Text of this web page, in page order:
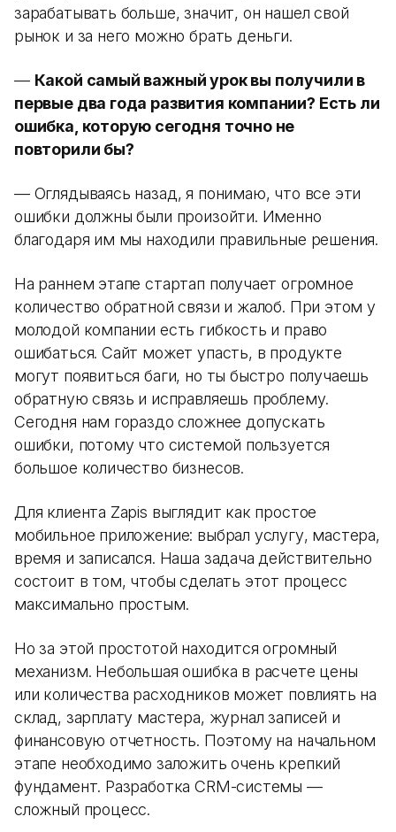
зарабатывать больше, значит, он нашел свой
рынок и за него можно брать деньги.
— Какой самый важный урок вы получили в
первые два года развития компании? Есть ли
ошибка, которую сегодня точно не
повторили бы?
— Оглядываясь назад, я понимаю, что все эти
ошибки должны были произойти. Именно
благодаря им мы находили правильные решения.
На раннем этапе стартап получает огромное
количество обратной связи и жалоб. При этом у
молодой компании есть гибкость и право
ошибаться. Сайт может упасть, в продукте
могут появиться баги, но ты быстро получаешь
обратную связь и исправляешь проблему.
Сегодня нам гораздо сложнее допускать
ошибки, потому что системой пользуется
большое количество бизнесов.
Для клиента Zapis выглядит как простое
мобильное приложение: выбрал услугу, мастера,
время и записался. Наша задача действительно
состоит в том, чтобы сделать этот процесс
максимально простым.
Но за этой простотой находится огромный
механизм. Небольшая ошибка в расчете цены
или количества расходников может повлиять на
склад, зарплату мастера, журнал записей и
финансовую отчетность. Поэтому на начальном
этапе необходимо заложить очень крепкий
фундамент. Разработка CRM-системы —
сложный процесс.